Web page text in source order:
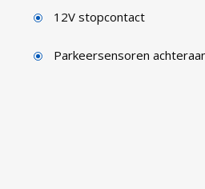
12V stopcontact
Parkeersensoren